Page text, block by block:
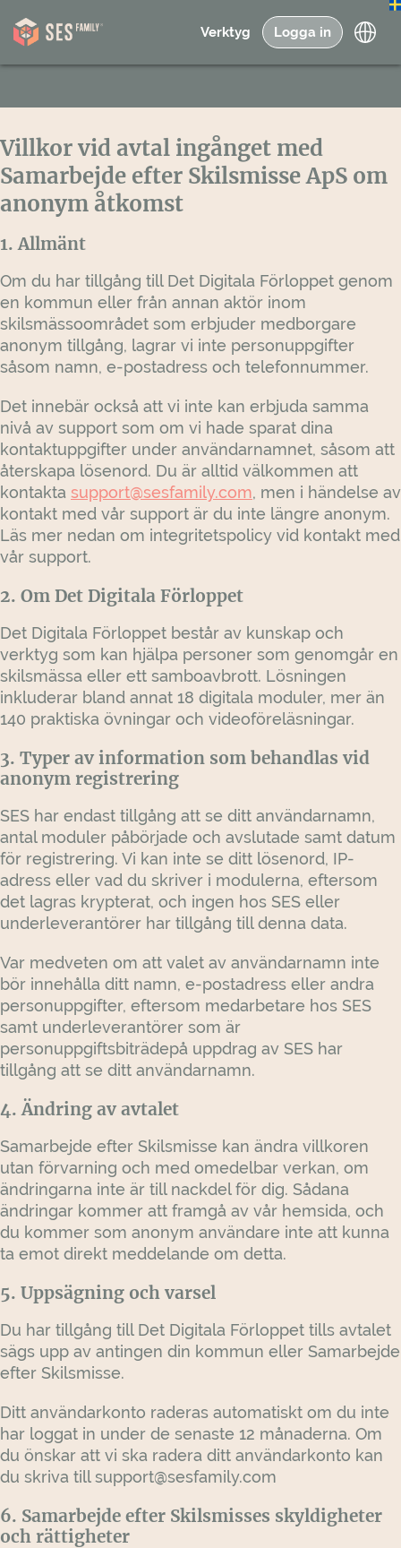
Verktyg Logga in
Villkor vid avtal ingånget med
Samarbejde efter Skilsmisse ApS om
anonym åtkomst
1. Allmänt
Om du har tillgång till Det Digitala Förloppet genom
en kommun eller från annan aktör inom
skilsmässoområdet som erbjuder medborgare
anonym tillgång, lagrar vi inte personuppgifter
såsom namn, e-postadress och telefonnummer.
Det innebär också att vi inte kan erbjuda samma
nivå av support som om vi hade sparat dina
kontaktuppgifter under användarnamnet, såsom att
återskapa lösenord. Du är alltid välkommen att
kontakta support@sesfamily.com, men i händelse av
kontakt med vår support är du inte längre anonym.
Läs mer nedan om integritetspolicy vid kontakt med
vår support.
2. Om Det Digitala Förloppet
Det Digitala Förloppet består av kunskap och
verktyg som kan hjälpa personer som genomgår en
skilsmässa eller ett samboavbrott. Lösningen
inkluderar bland annat 18 digitala moduler, mer än
140 praktiska övningar och videoföreläsningar.
3. Typer av information som behandlas vid
anonym registrering
SES har endast tillgång att se ditt användarnamn,
antal moduler påbörjade och avslutade samt datum
för registrering. Vi kan inte se ditt lösenord, IP-
adress eller vad du skriver i modulerna, eftersom
det lagras krypterat, och ingen hos SES eller
underleverantörer har tillgång till denna data.
Var medveten om att valet av användarnamn inte
bör innehålla ditt namn, e-postadress eller andra
personuppgifter, eftersom medarbetare hos SES
samt underleverantörer som är
personuppgiftsbiträdepå uppdrag av SES har
tillgång att se ditt användarnamn.
4. Ändring av avtalet
Samarbejde efter Skilsmisse kan ändra villkoren
utan förvarning och med omedelbar verkan, om
ändringarna inte är till nackdel för dig. Sådana
ändringar kommer att framgå av vår hemsida, och
du kommer som anonym användare inte att kunna
ta emot direkt meddelande om detta.
5. Uppsägning och varsel
Du har tillgång till Det Digitala Förloppet tills avtalet
sägs upp av antingen din kommun eller Samarbejde
efter Skilsmisse.
Ditt användarkonto raderas automatiskt om du inte
har loggat in under de senaste 12 månaderna. Om
du önskar att vi ska radera ditt användarkonto kan
du skriva till support@sesfamily.com
6. Samarbejde efter Skilsmisses skyldigheter
och rättigheter